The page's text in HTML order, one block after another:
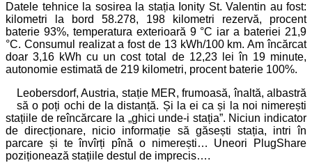
Datele tehnice la sosirea la stația Ionity St. Valentin au fost:
kilometri la bord 58.278, 198 kilometri rezervă, procent
baterie 93%, temperatura exterioară 9 °C iar a bateriei 21,9
°C. Consumul realizat a fost de 13 kWh/100 km. Am încărcat
doar 3,16 kWh cu un cost total de 12,23 lei în 19 minute,
autonomie estimată de 219 kilometri, procent baterie 100%.
Leobersdorf, Austria, stație MER, frumoasă, înaltă, albastră
să o poți ochi de la distanță. Și la ei ca și la noi nimerești
stațiile de reîncărcare la „ghici unde-i stația”. Niciun indicator
de direcționare, nicio informație să găsești stația, intri în
parcare și te învîrți pînă o nimerești… Uneori PlugShare
poziționează stațiile destul de imprecis….